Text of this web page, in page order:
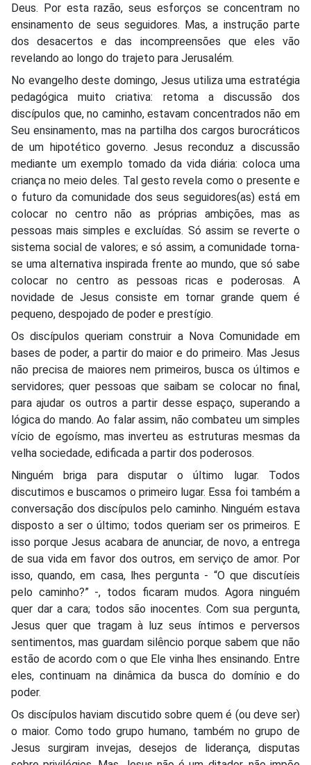
Deus. Por esta razão, seus esforços se concentram no
ensinamento de seus seguidores. Mas, a instrução parte
dos desacertos e das incompreensões que eles vão
revelando ao longo do trajeto para Jerusalém.
No evangelho deste domingo, Jesus utiliza uma estratégia
pedagógica muito criativa: retoma a discussão dos
discípulos que, no caminho, estavam concentrados não em
Seu ensinamento, mas na partilha dos cargos burocráticos
de um hipotético governo. Jesus reconduz a discussão
mediante um exemplo tomado da vida diária: coloca uma
criança no meio deles. Tal gesto revela como o presente e
o futuro da comunidade dos seus seguidores(as) está em
colocar no centro não as próprias ambições, mas as
pessoas mais simples e excluídas. Só assim se reverte o
sistema social de valores; e só assim, a comunidade torna-
se uma alternativa inspirada frente ao mundo, que só sabe
colocar no centro as pessoas ricas e poderosas. A
novidade de Jesus consiste em tornar grande quem é
pequeno, despojado de poder e prestígio.
Os discípulos queriam construir a Nova Comunidade em
bases de poder, a partir do maior e do primeiro. Mas Jesus
não precisa de maiores nem primeiros, busca os últimos e
servidores; quer pessoas que saibam se colocar no final,
para ajudar os outros a partir desse espaço, superando a
lógica do mando. Ao falar assim, não combateu um simples
vício de egoísmo, mas inverteu as estruturas mesmas da
velha sociedade, edificada a partir dos poderosos.
Ninguém briga para disputar o último lugar. Todos
discutimos e buscamos o primeiro lugar. Essa foi também a
conversação dos discípulos pelo caminho. Ninguém estava
disposto a ser o último; todos queriam ser os primeiros. E
isso porque Jesus acabara de anunciar, de novo, a entrega
de sua vida em favor dos outros, em serviço de amor. Por
isso, quando, em casa, lhes pergunta - “O que discutíeis
pelo caminho?” -, todos ficaram mudos. Agora ninguém
quer dar a cara; todos são inocentes. Com sua pergunta,
Jesus quer que tragam à luz seus íntimos e perversos
sentimentos, mas guardam silêncio porque sabem que não
estão de acordo com o que Ele vinha lhes ensinando. Entre
eles, continuam na dinâmica da busca do domínio e do
poder.
Os discípulos haviam discutido sobre quem é (ou deve ser)
o maior. Como todo grupo humano, também no grupo de
Jesus surgiram invejas, desejos de liderança, disputas